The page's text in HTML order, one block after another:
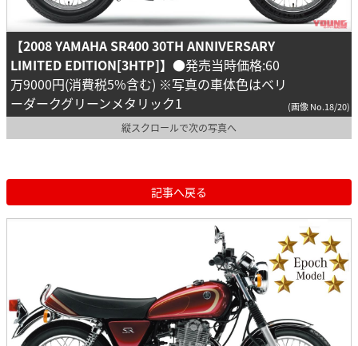
【2008 YAMAHA SR400 30TH ANNIVERSARY
LIMITED EDITION[3HTP]】 ●発売当時価格:60
万9000円(消費税5%含む) ※写真の車体色はベリ
ーダークグリーンメタリック1
(画像 No.18/20)
縦スクロールで次の写真へ
記事へ戻る